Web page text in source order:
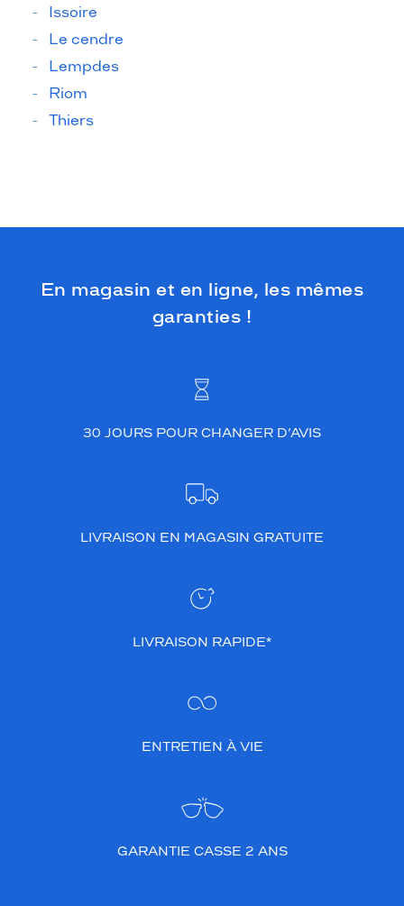
Issoire
Le cendre
Lempdes
Riom
Thiers
En magasin et en ligne, les mêmes
garanties !
30 JOURS POUR CHANGER D’AVIS
LIVRAISON EN MAGASIN GRATUITE
LIVRAISON RAPIDE*
ENTRETIEN À VIE
GARANTIE CASSE 2 ANS